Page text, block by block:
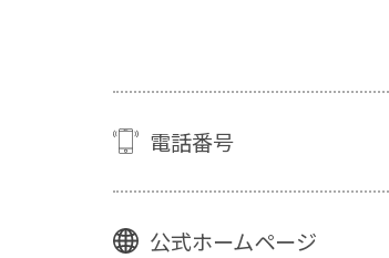
電話番号
公式ホームページ